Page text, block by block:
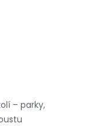
– parky,